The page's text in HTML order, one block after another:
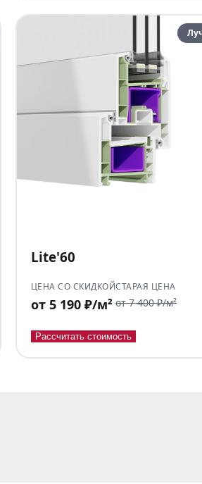
Lite'60
ЦЕНА СО СКИДКОЙ
от 5 190 ₽/м²
СТАРАЯ ЦЕНА
от 7 400 ₽/м²
Рассчитать стоимость